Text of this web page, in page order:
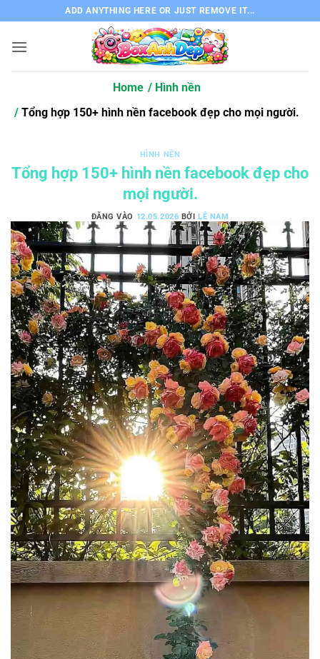
qua
nội
ADD ANYTHING HERE OR JUST REMOVE IT...
Home
Hình nền
Tổng hợp 150+ hình nền facebook đẹp cho mọi người.
HÌNH NỀN
Tổng hợp 150+ hình nền facebook đẹp cho
mọi người.
ĐĂNG VÀO 12.05.2026 BỞILÊ NAM